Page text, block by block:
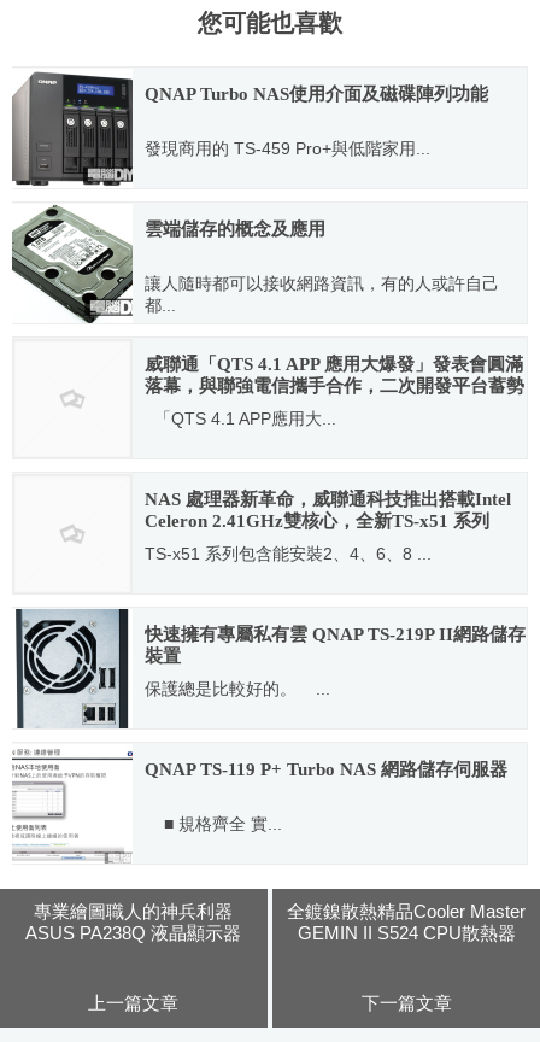
您可能也喜歡
QNAP Turbo NAS使用介面及磁碟陣列功能
發現商用的 TS-459 Pro+與低階家用...
2011.02.10
雲端儲存的概念及應用
讓人隨時都可以接收網路資訊，有的人或許自己
都...
威聯通「QTS 4.1 APP 應用大爆發」發表會圓滿
落幕，與聯強電信攜手合作，二次開發平台蓄勢
待發
「QTS 4.1 APP應用大...
NAS 處理器新革命，威聯通科技推出搭載Intel
Celeron 2.41GHz雙核心，全新TS-x51 系列
NAS，以及桌上型儲存擴充方案
TS-x51 系列包含能安裝2、4、6、8 ...
2014.05.26
快速擁有專屬私有雲 QNAP TS-219P II網路儲存
裝置
保護總是比較好的。 ...
QNAP TS-119 P+ Turbo NAS 網路儲存伺服器
■ 規格齊全 實...
專業繪圖職人的神兵利器
ASUS PA238Q 液晶顯示器
上一篇文章
全鍍鎳散熱精品Cooler Master
GEMIN II S524 CPU散熱器
下一篇文章